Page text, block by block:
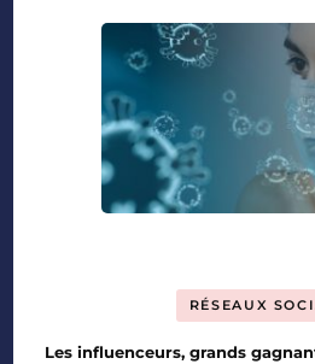
RÉSEAUX
Les influenceurs, grands